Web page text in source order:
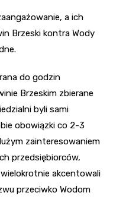
a ich
Brzeski kontra Wody
do godzin
Brzeskim zbierane
byli sami
obowiązki co 2-3
zainteresowaniem
przedsiębiorców,
akcentowali
przeciwko Wodom